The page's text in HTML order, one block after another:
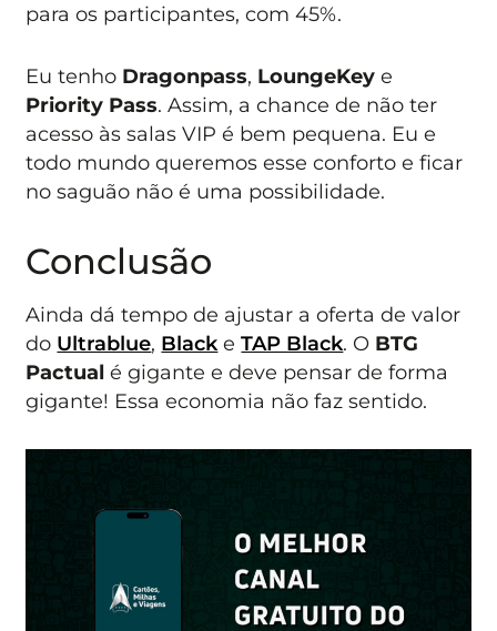
para os participantes, com 45%.
Eu tenho Dragonpass, LoungeKeye
Priority Pass. Assim, a chance de não ter
acesso às salas VIP é bem pequena. Eu e
todo mundo queremos esse conforto e ficar
no saguão não é uma possibilidade.
Conclusão
Ainda dá tempo de ajustar a oferta de valor
do Ultrablue, Black eTAP Black. O BTG
Pactual é gigante e deve pensar de forma
gigante! Essa economia não faz sentido.